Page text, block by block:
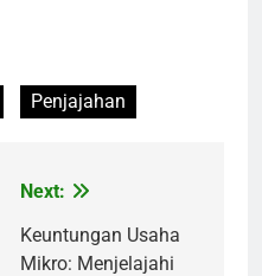
Penjajahan
Next:
Keuntungan Usaha
Mikro: Menjelajahi